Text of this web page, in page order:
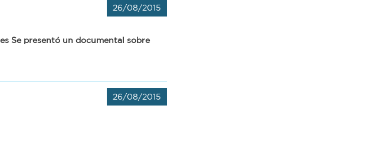
26/08/2015
Se presentó un documental sobre
26/08/2015